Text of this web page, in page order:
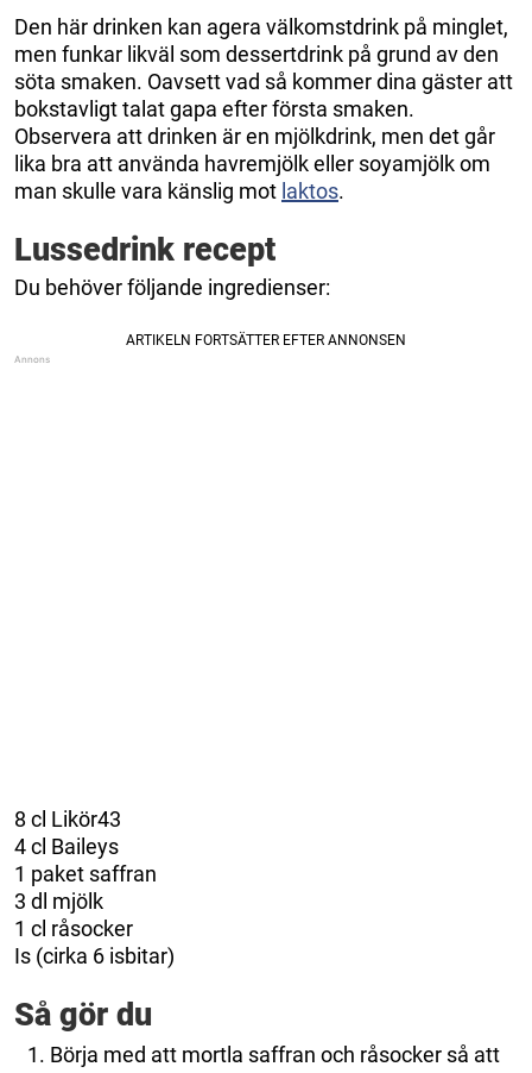
Den här drinken kan agera välkomstdrink på minglet,
men funkar likväl som dessertdrink på grund av den
söta smaken. Oavsett vad så kommer dina gäster att
bokstavligt talat gapa efter första smaken.
Observera att drinken är en mjölkdrink, men det går
lika bra att använda havremjölk eller soyamjölk om
man skulle vara känslig mot laktos.
Lussedrink recept
Du behöver följande ingredienser:
8 cl Likör43
4 cl Baileys
1 paket saffran
3 dl mjölk
1 cl råsocker
Is (cirka 6 isbitar)
Så gör du
Börja med att mortla saffran och råsocker så att